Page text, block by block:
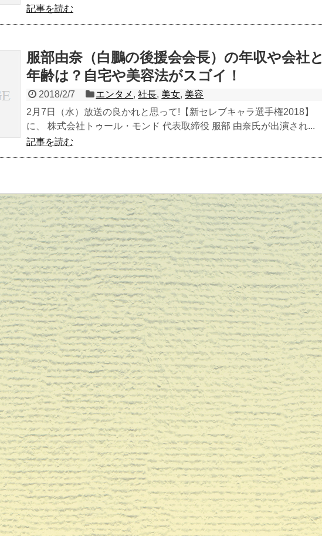
記事を読む
服部由奈（白鵬の後援会会長）の年収や会社と
年齢は？自宅や美容法がスゴイ！
2018/2/7 エンタメ ,社長, 美女, 美容
2月7日（水）放送の良かれと思って!【新セレブキャラ選手権2018】
に、 株式会社トゥール・モンド 代表取締役 服部 由奈氏が出演され...
記事を読む